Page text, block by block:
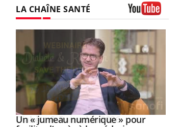
LA CHAÎNE SANTÉ
Youtube
Un « jumeau numérique » pour